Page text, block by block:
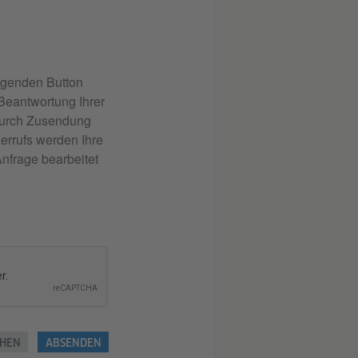
Button
Ihrer
Zusendung
werden Ihre
bearbeitet
ABSENDEN